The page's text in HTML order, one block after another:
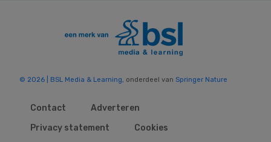
© 2026 | BSL Media & Learning, onderdeel van Springer Nature
Contact
Adverteren
Privacy statement
Cookies